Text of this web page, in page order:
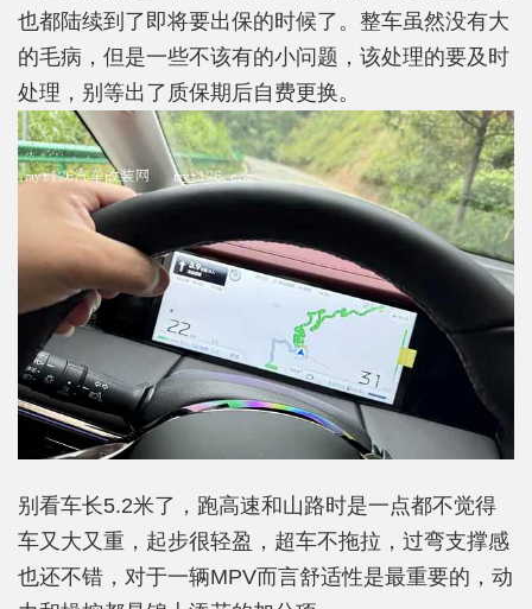
也都陆续到了即将要出保的时候了。整车虽然没有大
的毛病，但是一些不该有的小问题，该处理的要及时
处理，别等出了质保期后自费更换。
别看车长5.2米了，跑高速和山路时是一点都不觉得
车又大又重，起步很轻盈，超车不拖拉，过弯支撑感
也还不错，对于一辆MPV而言舒适性是最重要的，动